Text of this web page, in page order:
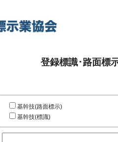
登録標識･路面標
基幹技(路面標示)
基幹技(標識)